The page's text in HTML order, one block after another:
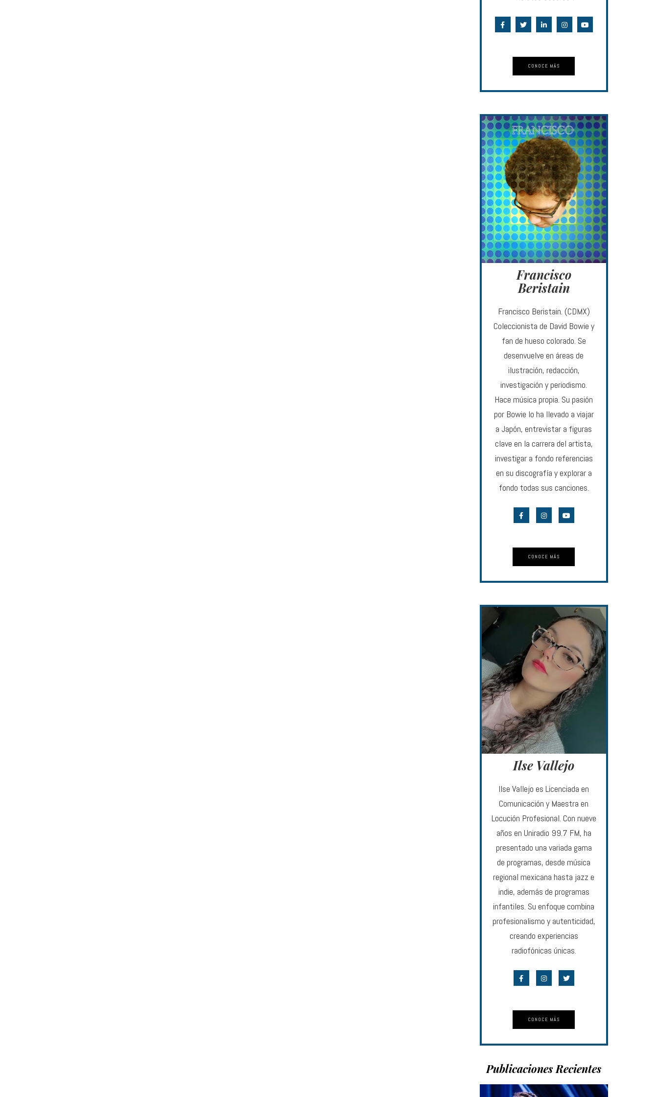
CONOCE MÁS
Francisco
Beristain
Francisco Beristain. (CDMX)
Coleccionista de David Bowie y
fan de hueso colorado. Se
desenvuelve en áreas de
ilustración, redacción,
investigación y periodismo.
Hace música propia. Su pasión
por Bowie lo ha llevado a viajar
a Japón, entrevistar a figuras
clave en la carrera del artista,
investigar a fondo referencias
en su discografía y explorar a
fondo todas sus canciones.
CONOCE MÁS
Ilse Vallejo
Ilse Vallejo es Licenciada en
Comunicación y Maestra en
Locución Profesional. Con nueve
años en Uniradio 99.7 FM, ha
presentado una variada gama
de programas, desde música
regional mexicana hasta jazz e
indie, además de programas
infantiles. Su enfoque combina
profesionalismo y autenticidad,
creando experiencias
radiofónicas únicas.
CONOCE MÁS
Publicaciones Recientes